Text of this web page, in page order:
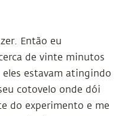
Então eu
de vinte minutos
estavam atingindo
cotovelo onde dói
do experimento e me